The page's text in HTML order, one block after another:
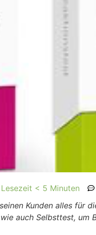
Lesezeit < 5 Minuten
Kunden alles für
auch Selbsttest,